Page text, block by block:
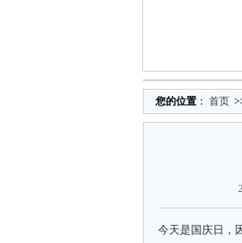
您的位置 ： 首页
今天是国庆日，